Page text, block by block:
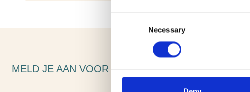
Necessary
MELD JE AAN VOOR ONZE NIEUWSBRIEF